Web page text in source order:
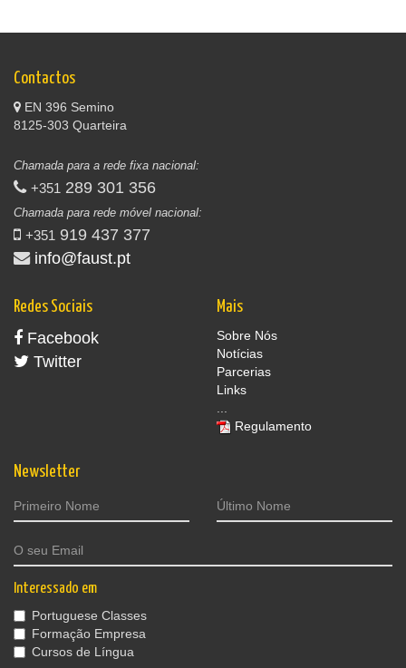
Contactos
EN 396 Semino
8125-303 Quarteira
Chamada para a rede fixa nacional:
+351 289 301 356
Chamada para rede móvel nacional:
+351 919 437 377
info@faust.pt
Redes Sociais
Facebook
Twitter
Mais
Sobre Nós
Notícias
Parcerias
Links
Regulamento
Newsletter
Interessado em
Portuguese Classes
Formação Empresa
Cursos de Língua